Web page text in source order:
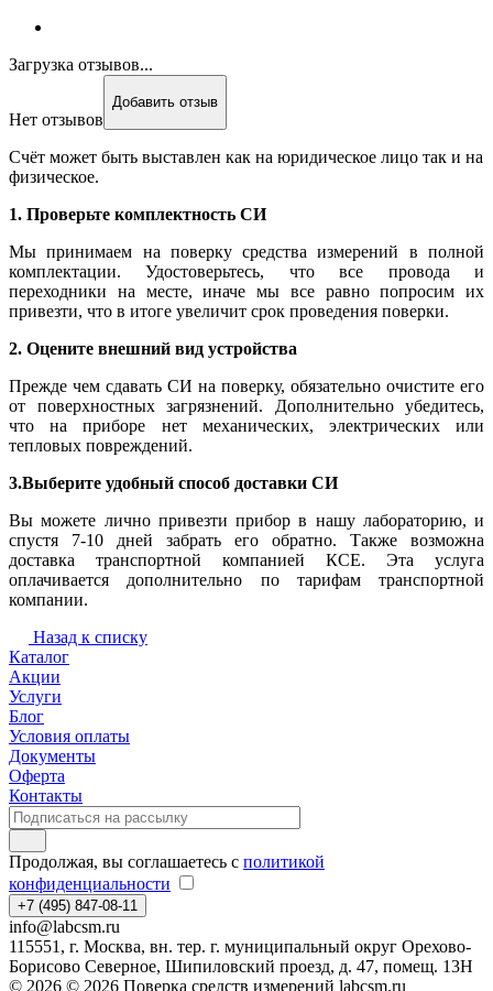
Загрузка отзывов...
Нет отзывов
Добавить отзыв
Счёт может быть выставлен как на юридическое лицо так и на
физическое.
1. Проверьте комплектность СИ
Мы принимаем на поверку средства измерений в полной
комплектации. Удостоверьтесь, что все провода и
переходники на месте, иначе мы все равно попросим их
привезти, что в итоге увеличит срок проведения поверки.
2. Оцените внешний вид устройства
Прежде чем сдавать СИ на поверку, обязательно очистите его
от поверхностных загрязнений. Дополнительно убедитесь,
что на приборе нет механических, электрических или
тепловых повреждений.
3.Выберите удобный способ доставки СИ
Вы можете лично привезти прибор в нашу лабораторию, и
спустя 7-10 дней забрать его обратно. Также возможна
доставка транспортной компанией КСЕ. Эта услуга
оплачивается дополнительно по тарифам транспортной
компании.
Назад к списку
Каталог
Акции
Услуги
Блог
Условия оплаты
Документы
Оферта
Контакты
Продолжая, вы соглашаетесь с политикой
конфиденциальности
+7 (495) 847-08-11
info@labcsm.ru
115551, г. Москва, вн. тер. г. муниципальный округ Орехово-
Борисово Северное, Шипиловский проезд, д. 47, помещ. 13Н
© 2026 © 2026 Поверка средств измерений labcsm.ru